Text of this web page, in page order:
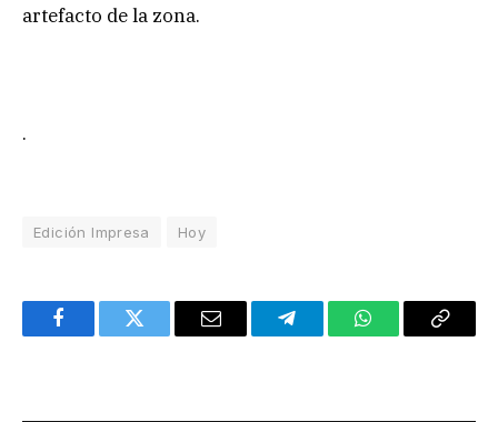
artefacto de la zona.
.
Edición Impresa Hoy
FacebookTwitter Email TelegramWhatsAppCopy